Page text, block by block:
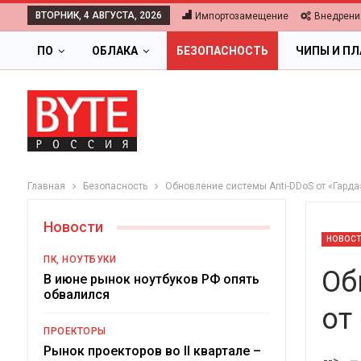
ВТОРНИК, 4 АВГУСТА, 2026 Импортозамещение
ПО ОБЛАКА БЕЗОПАСНОСТЬ ЧИПЫ И
Главная Безопасность Обновление системы Anti-DDoS от
от
Новости
ПК, НОУТБУКИ
В июне рынок ноутбуков РФ опять
обвалился
ПРОЕКТОРЫ
Рынок проекторов во II квартале –
Цифровая экономика 2026.